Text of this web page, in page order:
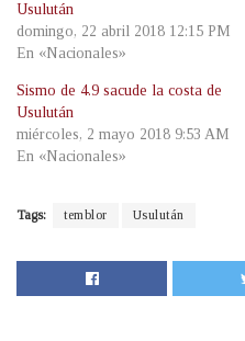
Usulután
domingo, 22 abril 2018 12:15 PM
En «Nacionales»
Sismo de 4.9 sacude la costa de
Usulután
miércoles, 2 mayo 2018 9:53 AM
En «Nacionales»
Tags: temblor Usulután